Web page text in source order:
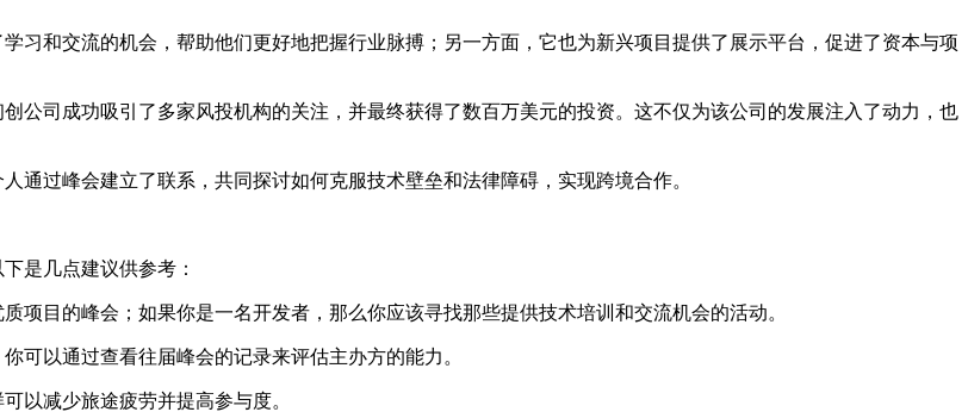
习和交流的机会，帮助他们更好地把握行业脉搏；另一方面，它也为新兴项目提供了展示平台，促进了资本与项
公司成功吸引了多家风投机构的关注，并最终获得了数百万美元的投资。这不仅为该公司的发展注入了动力，也
通过峰会建立了联系，共同探讨如何克服技术壁垒和法律障碍，实现跨境合作。
是几点建议供参考：
项目的峰会；如果你是一名开发者，那么你应该寻找那些提供技术培训和交流机会的活动。
可以通过查看往届峰会的记录来评估主办方的能力。
以减少旅途疲劳并提高参与度。